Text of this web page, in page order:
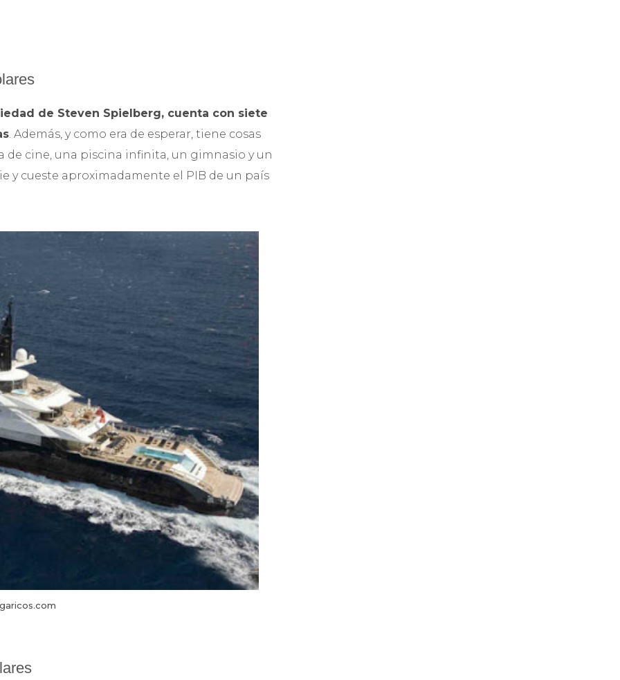
de Steven Spielberg, cuenta con siete
. Además, y como era de esperar, tiene cosas
cine, una piscina infinita, un gimnasio y un
y cueste aproximadamente el PIB de un país